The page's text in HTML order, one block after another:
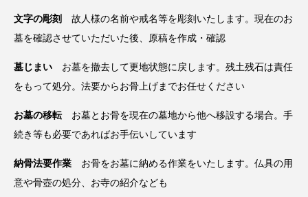
文字の彫刻
故人様の名前や戒名等を彫刻いたします。現在のお
墓を確認させていただいた後、原稿を作成・確認
墓じまい お墓を撤去して更地状態に戻します。残土残石は責任
をもって処分。法要からお骨上げまでお任せください
お墓の移転お墓とお骨を現在の墓地から他へ移設する場合。手
続き等も必要であればお手伝いしています
納骨法要作業 お骨をお墓に納める作業をいたします。仏具の用
意や骨壺の処分、お寺の紹介なども